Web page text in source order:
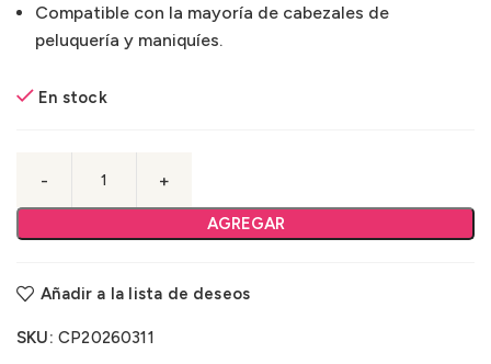
Compatible con la mayoría de cabezales de
peluquería y maniquíes.
En stock
AGREGAR
Añadir a la lista de deseos
SKU: CP20260311